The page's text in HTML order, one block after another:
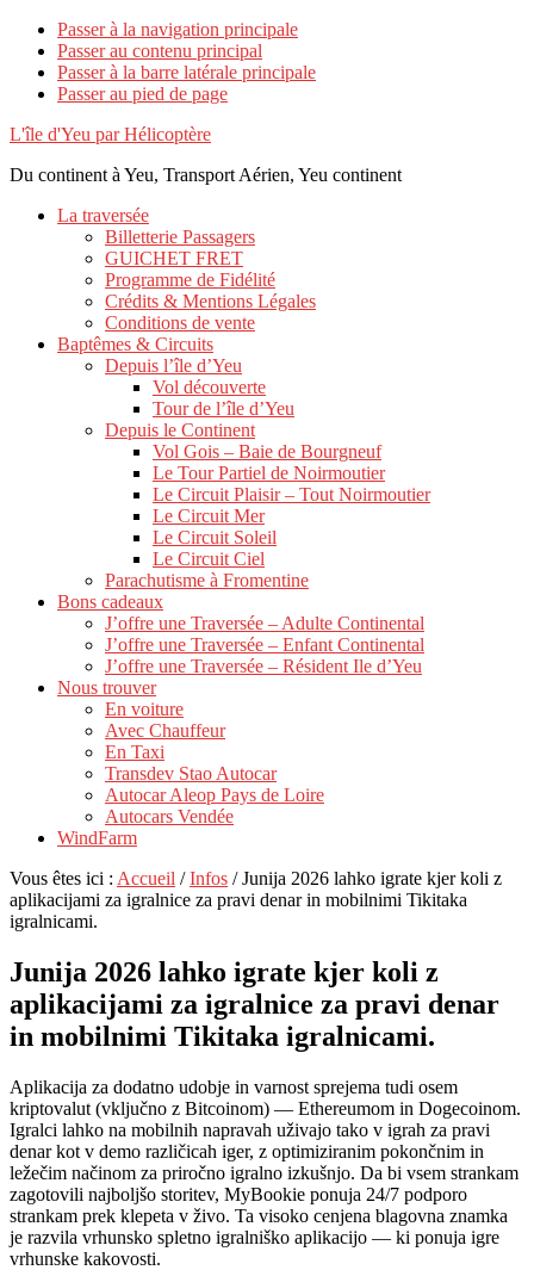
Passer à la navigation principale
Passer au contenu principal
Passer à la barre latérale principale
Passer au pied de page
L'île d'Yeu par Hélicoptère
Du continent à Yeu, Transport Aérien, Yeu continent
La traversée
Billetterie Passagers
GUICHET FRET
Programme de Fidélité
Crédits & Mentions Légales
Conditions de vente
Baptêmes & Circuits
Depuis l’île d’Yeu
Vol découverte
Tour de l’île d’Yeu
Depuis le Continent
Vol Gois – Baie de Bourgneuf
Le Tour Partiel de Noirmoutier
Le Circuit Plaisir – Tout Noirmoutier
Le Circuit Mer
Le Circuit Soleil
Le Circuit Ciel
Parachutisme à Fromentine
Bons cadeaux
J’offre une Traversée – Adulte Continental
J’offre une Traversée – Enfant Continental
J’offre une Traversée – Résident Ile d’Yeu
Nous trouver
En voiture
Avec Chauffeur
En Taxi
Transdev Stao Autocar
Autocar Aleop Pays de Loire
Autocars Vendée
WindFarm
Vous êtes ici : Accueil / Infos /Junija 2026 lahko igrate kjer koli z
aplikacijami za igralnice za pravi denar in mobilnimi Tikitaka
igralnicami.
Junija 2026 lahko igrate kjer koli z
aplikacijami za igralnice za pravi denar
in mobilnimi Tikitaka igralnicami.
Aplikacija za dodatno udobje in varnost sprejema tudi osem
kriptovalut (vključno z Bitcoinom) — Ethereumom in Dogecoinom.
Igralci lahko na mobilnih napravah uživajo tako v igrah za pravi
denar kot v demo različicah iger, z optimiziranim pokončnim in
ležečim načinom za priročno igralno izkušnjo. Da bi vsem strankam
zagotovili najboljšo storitev, MyBookie ponuja 24/7 podporo
strankam prek klepeta v živo. Ta visoko cenjena blagovna znamka
je razvila vrhunsko spletno igralniško aplikacijo — ki ponuja igre
vrhunske kakovosti.